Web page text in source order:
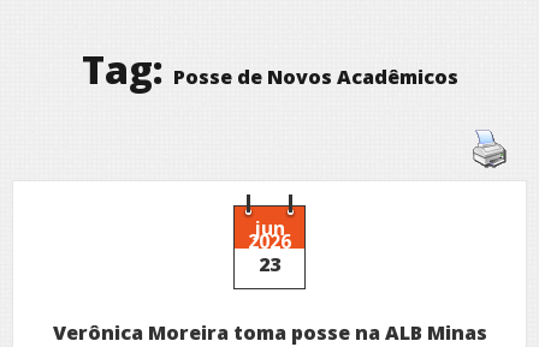
Tag: Posse de Novos Acadêmicos
jun
2026
23
Verônica Moreira toma posse na ALB Minas